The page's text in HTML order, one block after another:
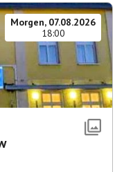
Morgen, 07.08.2026
18:00